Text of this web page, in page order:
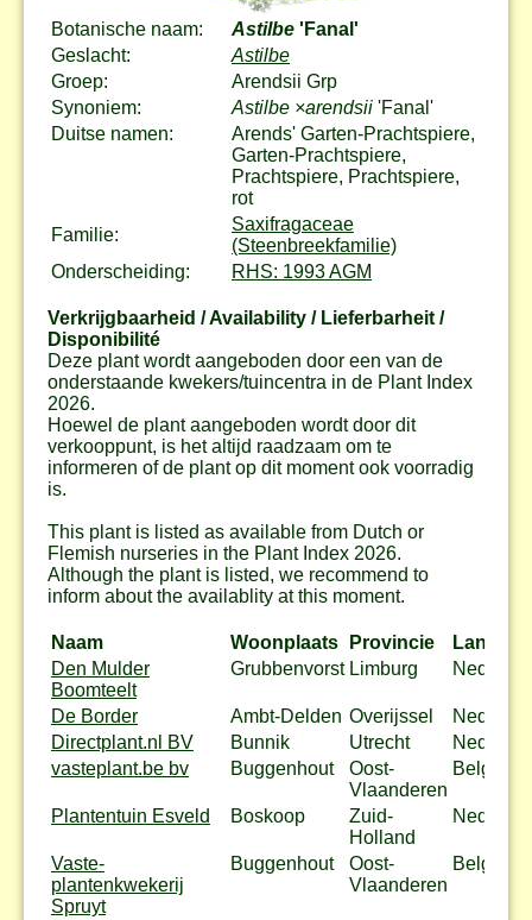
Botanische naam: Astilbe 'Fanal'
Geslacht:
Astilbe
Groep:
Arendsii Grp
Synoniem:
Astilbe ×arendsii 'Fanal'
Duitse namen:
Arends' Garten-Prachtspiere,
Garten-Prachtspiere,
Prachtspiere, Prachtspiere,
rot
Familie:
Saxifragaceae
(Steenbreekfamilie)
Onderscheiding:
RHS: 1993 AGM
Verkrijgbaarheid / Availability / Lieferbarheit /
Disponibilité
Deze plant wordt aangeboden door een van de
onderstaande kwekers/tuincentra in de Plant Index
2026.
Hoewel de plant aangeboden wordt door dit
verkooppunt, is het altijd raadzaam om te
informeren of de plant op dit moment ook voorradig
is.
This plant is listed as available from Dutch or
Flemish nurseries in the Plant Index 2026.
Although the plant is listed, we recommend to
inform about the availablity at this moment.
Naam Woonplaats Provincie
Land
Den Mulder
Boomteelt
Grubbenvorst Limburg
De Border Ambt-Delden Overijssel
Directplant.nl BV
Bunnik Utrecht
vasteplant.be bv
Buggenhout
Oost-
Vlaanderen
België
Plantentuin Esveld Boskoop
Zuid-
Holland
Vaste-
plantenkwekerij
Spruyt
Buggenhout
Oost-
Vlaanderen
België